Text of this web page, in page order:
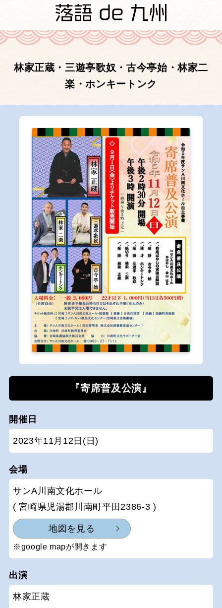
林家正蔵・三遊亭歌奴・古今亭始・林家二
楽・ホンキートンク
『寄席普及公演』
開催日
2023年11月12日(日)
会場
サンA川南文化ホール
( 宮崎県児湯郡川南町平田2386-3 )
地図を見る
※google mapが開きます
出演
林家正蔵